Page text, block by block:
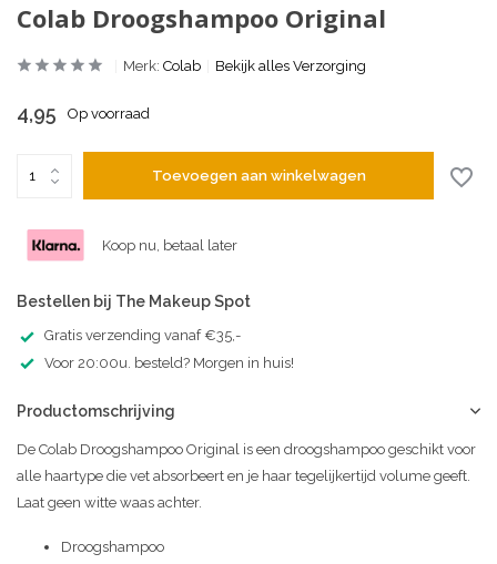
Colab Droogshampoo Original
Merk: Colab Bekijk alles Verzorging
4,95 Op voorraad
Toevoegen aan winkelwagen
Koop nu, betaal later
Bestellen bij The Makeup Spot
Gratis verzending vanaf €35,-
Voor 20:00u. besteld? Morgen in huis!
Productomschrijving
De Colab Droogshampoo Original is een droogshampoo geschikt voor
alle haartype die vet absorbeert en je haar tegelijkertijd volume geeft.
Laat geen witte waas achter.
Droogshampoo